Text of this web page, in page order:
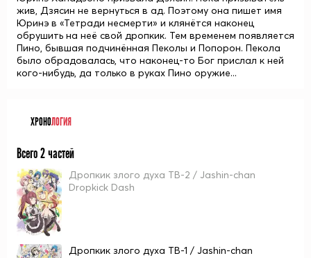
жив, Дзясин не вернуться в ад. Поэтому она пишет имя
Юринэ в «Тетради несмерти» и клянётся наконец
обрушить на неё свой дропкик. Тем временем появляется
Пино, бывшая подчинённая Пеколы и Попорон. Пекола
было обрадовалась, что наконец-то Бог прислал к ней
кого-нибудь, да только в руках Пино оружие...
ХРОНОЛОГИЯ
Всего 2 частей
Дропкик злого духа ТВ-2 / Jashin-chan
Dropkick Dash
Дропкик злого духа ТВ-1 / Jashin-chan